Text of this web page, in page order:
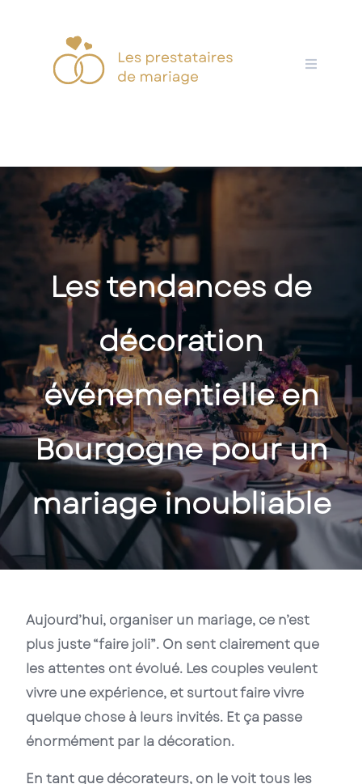
Les tendances de
décoration
événementielle en
Bourgogne pour un
mariage inoubliable
Aujourd’hui, organiser un mariage, ce n’est
plus juste “faire joli”. On sent clairement que
les attentes ont évolué. Les couples veulent
vivre une expérience, et surtout faire vivre
quelque chose à leurs invités. Et ça passe
énormément par la décoration.
En tant que décorateurs, on le voit tous les